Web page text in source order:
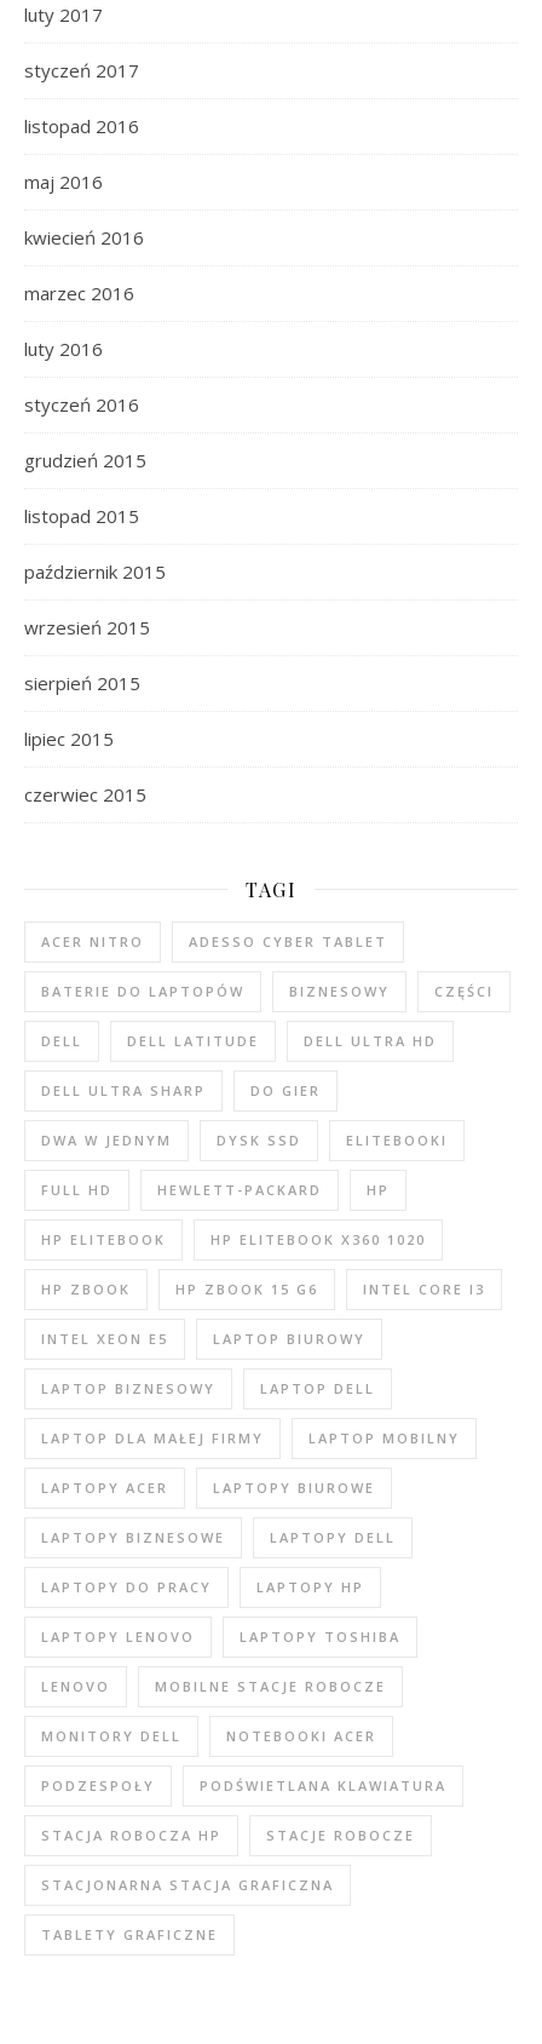
luty 2017
styczeń 2017
listopad 2016
maj 2016
kwiecień 2016
marzec 2016
luty 2016
styczeń 2016
grudzień 2015
listopad 2015
październik 2015
wrzesień 2015
sierpień 2015
lipiec 2015
czerwiec 2015
TAGI
ACER NITRO ADESSO CYBER TABLET
BATERIE DO LAPTOPÓW BIZNESOWY CZĘŚCI
DELL DELL LATITUDE DELL ULTRA HD
DELL ULTRA SHARP DO GIER
DWA W JEDNYM DYSK SSD ELITEBOOKI
FULL HD HEWLETT-PACKARD HP
HP ELITEBOOK HP ELITEBOOK X360 1020
HP ZBOOK HP ZBOOK 15 G6 INTEL CORE I3
INTEL XEON E5 LAPTOP BIUROWY
LAPTOP BIZNESOWY LAPTOP DELL
LAPTOP DLA MAŁEJ FIRMY LAPTOP MOBILNY
LAPTOPY ACER LAPTOPY BIUROWE
LAPTOPY BIZNESOWE LAPTOPY DELL
LAPTOPY DO PRACY LAPTOPY HP
LAPTOPY LENOVO LAPTOPY TOSHIBA
LENOVO MOBILNE STACJE ROBOCZE
MONITORY DELL NOTEBOOKI ACER
PODZESPOŁY PODŚWIETLANA KLAWIATURA
STACJA ROBOCZA HP STACJE ROBOCZE
STACJONARNA STACJA GRAFICZNA
TABLETY GRAFICZNE